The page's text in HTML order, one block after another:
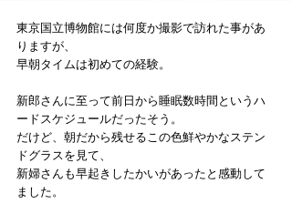
東京国立博物館には何度か撮影で訪れた事があ
りますが、
早朝タイムは初めての経験。
新郎さんに至って前日から睡眠数時間というハ
ードスケジュールだったそう。
だけど、朝だから残せるこの色鮮やかなステン
ドグラスを見て、
新婦さんも早起きしたかいがあったと感動して
ました。